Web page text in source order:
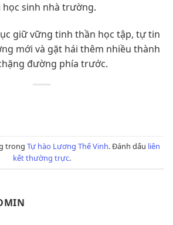
sinh nhà trường.
giữ vững tinh thần học tập, tự tin
mới và gặt hái thêm nhiều thành
đường phía trước.
trong Tự hào Lương Thế Vinh. Đánh dấu liên
kết thường trực.